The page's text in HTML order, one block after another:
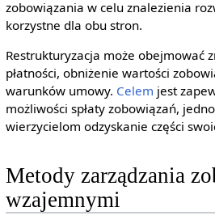
zobowiązania w celu znalezienia
korzystne dla obu stron.
Restrukturyzacja może obejmować
płatności, obniżenie wartości
warunków umowy. Celem jest
możliwości spłaty zobowiązań,
wierzycielom odzyskanie części
Metody zarządzania
wzajemnymi